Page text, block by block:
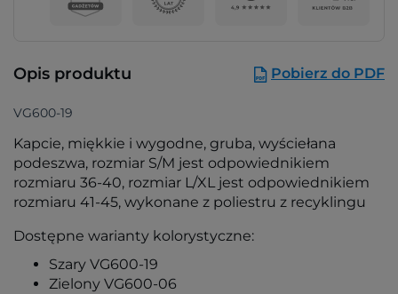
Opis produktu Pobierz do PDF
VG600-19
Kapcie, miękkie i wygodne, gruba, wyściełana
podeszwa, rozmiar S/M jest odpowiednikiem
rozmiaru 36-40, rozmiar L/XL jest odpowiednikiem
rozmiaru 41-45, wykonane z poliestru z recyklingu
Dostępne warianty kolorystyczne:
Szary VG600-19
Zielony VG600-06